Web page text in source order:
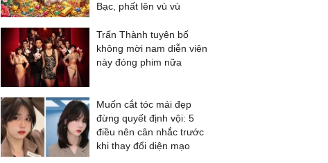
Bạc, phất lên vù vù
Trấn Thành tuyên bố
không mời nam diễn viên
này đóng phim nữa
Muốn cắt tóc mái đẹp
đừng quyết định vội: 5
điều nên cân nhắc trước
khi thay đổi diện mạo